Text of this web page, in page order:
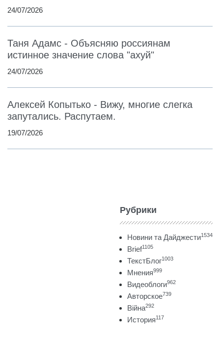
24/07/2026
Таня Адамс - Объясняю россиянам
истинное значение слова "ахуй"
24/07/2026
Алексей Копытько - Вижу, многие слегка
запутались. Распутаем.
19/07/2026
Рубрики
Новини та Дайджести1534
Brief1105
ТекстБлог1003
Мнения999
Видеоблоги962
Авторское739
Війна292
История117